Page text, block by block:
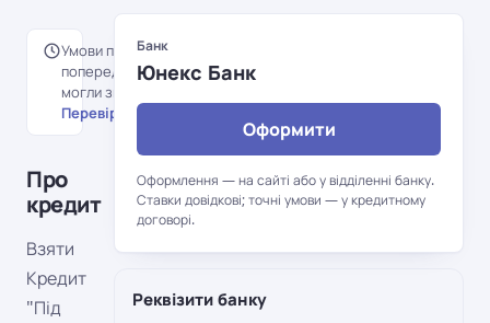
Умови перенесені з
попередньої версії порталу й
могли змінитися.
Перевірити на сайті банку →
Про
кредит
Взяти
Кредит
"Під
Банк
Юнекс Банк
Оформити
Оформлення — на сайті або у відділенні банку.
Ставки довідкові; точні умови — у кредитному
договорі.
Реквізити банку